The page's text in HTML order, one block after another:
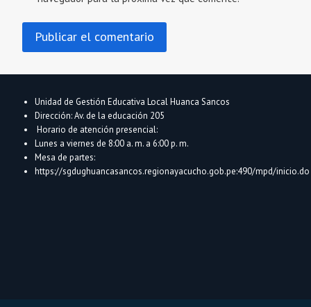
Unidad de Gestión Educativa Local Huanca Sancos
Dirección: Av. de la educación 205
Horario de atención presencial:
Lunes a viernes de 8:00 a. m. a 6:00 p. m.
Mesa de partes:
https://sgdughuancasancos.regionayacucho.gob.pe:490/mpd/inicio.do